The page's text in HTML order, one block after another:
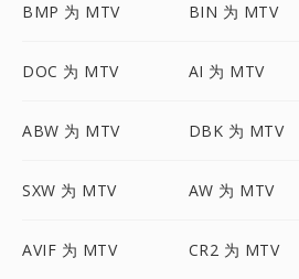
BMP 为 MTV BIN 为 MTV
DOC 为 MTV AI 为 MTV
ABW 为 MTV DBK 为 MTV
SXW 为 MTV AW 为 MTV
AVIF 为 MTV CR2 为 MTV